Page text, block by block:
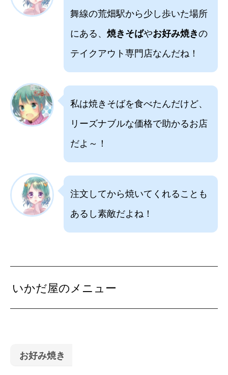
舞線の荒畑駅から少し歩いた場所
にある、 焼きそばやお好み焼きの
テイクアウト専門店なんだね！
私は焼きそばを食べたんだけど、
リーズナブルな価格で助かるお店
だよ～！
注文してから焼いてくれることも
あるし素敵だよね！
いかだ屋のメニュー
お好み焼き